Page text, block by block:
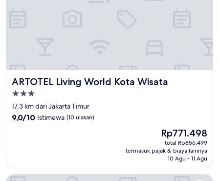
ARTOTEL Living World Kota Wisata
ARTOTEL Living World Kota Wisata
Properti
bintang
3.0
17,3 km dari Jakarta Timur
9.0
9,0/10 Istimewa (10 ulasan)
Harga
sekarang
Rp771.498
Rp771.498
total Rp856.499
termasuk pajak & biaya lainnya
10 Agu - 11 Agu
The Westin Jakarta